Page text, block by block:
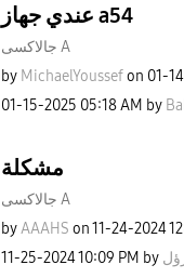
عندي جهاز a54
جالاكسى A
by MichaelYoussef on ‎01-
‎01-15-2025 05:18 AM by
مشكلة
جالاكسى A
byAAAHS on‎11-24-2024
‎11-25-202410:09 PM by